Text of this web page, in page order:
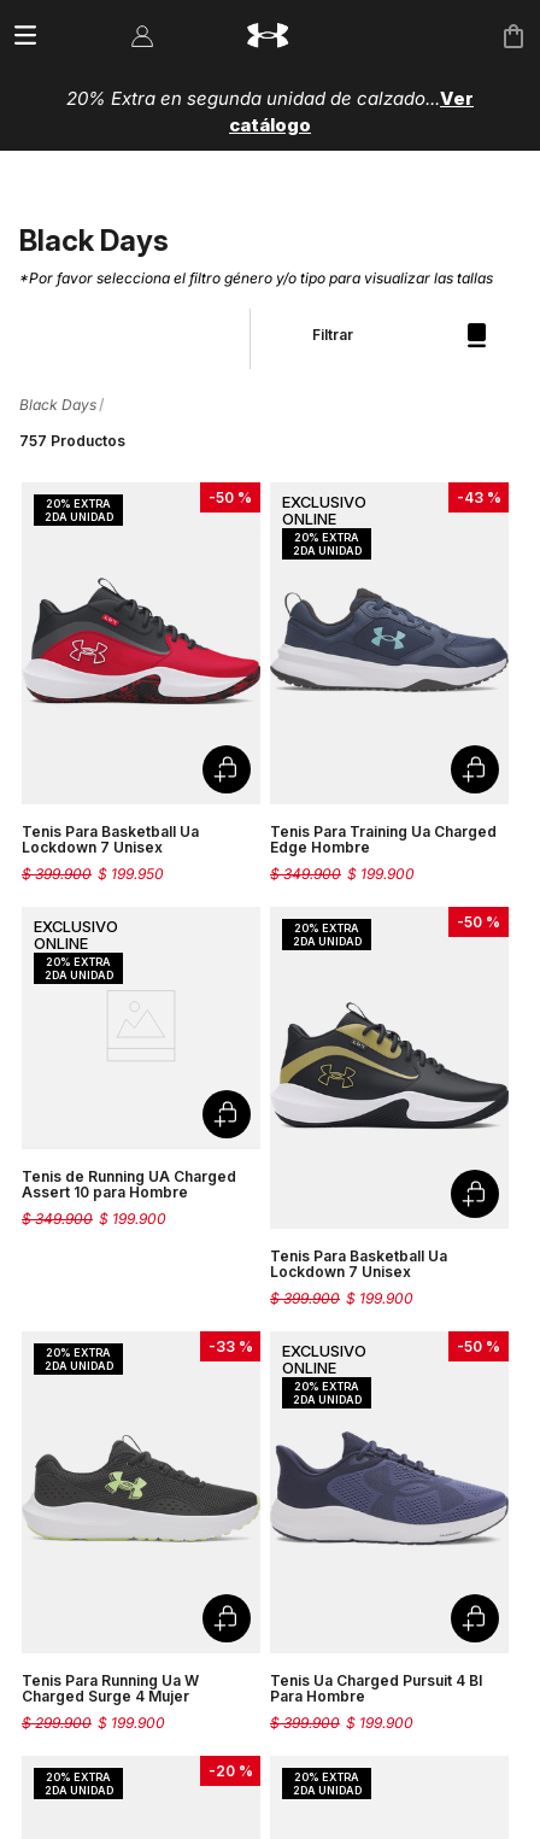
20% Extra en segunda unidad de calzado...Ver
catálogo
Black Days
*Por favor selecciona el filtro género y/o tipo para visualizar las tallas
Filtrar
Black Days
757 Productos
-50 %
Tenis Para Basketball Ua
Lockdown 7 Unisex
$ 199.950
$ 399.900
-43 %
Tenis Para Training Ua Charged
Edge Hombre
$ 199.900
$ 349.900
Tenis de Running UA Charged
Assert 10 para Hombre
$ 199.900
$ 349.900
-50 %
Tenis Para Basketball Ua
Lockdown 7 Unisex
$ 199.900
$ 399.900
-33 %
Tenis Para Running Ua W
Charged Surge 4 Mujer
$ 199.900
$ 299.900
-50 %
Tenis Ua Charged Pursuit 4 Bl
Para Hombre
$ 199.900
$ 399.900
-20 %